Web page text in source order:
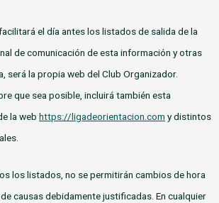
el día antes los listados de salida de la
de comunicación de esta información y otras
será la propia web del Club Organizador.
que sea posible, incluirá también esta
la web https://ligadeorientacion.com y distintos
los listados, no se permitirán cambios de hora
causas debidamente justificadas. En cualquier